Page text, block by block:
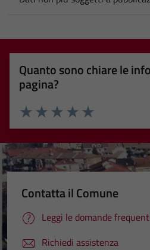
Quanto sono chiare le
pagina?
Valuta 5 stelle
Valuta 4 stelle su 5
Valuta 3 stelle su 5
Valuta 2 stelle su 5
Valuta 1 stelle su 5
Contatta il Comune
Leggi le domande
Richiedi assistenza